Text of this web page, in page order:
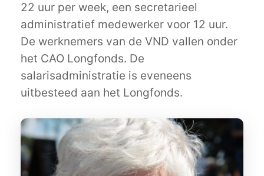
22 uur per week, een secretarieel
administratief medewerker voor 12 uur.
De werknemers van de VND vallen onder
het CAO Longfonds. De
salarisadministratie is eveneens
uitbesteed aan het Longfonds.